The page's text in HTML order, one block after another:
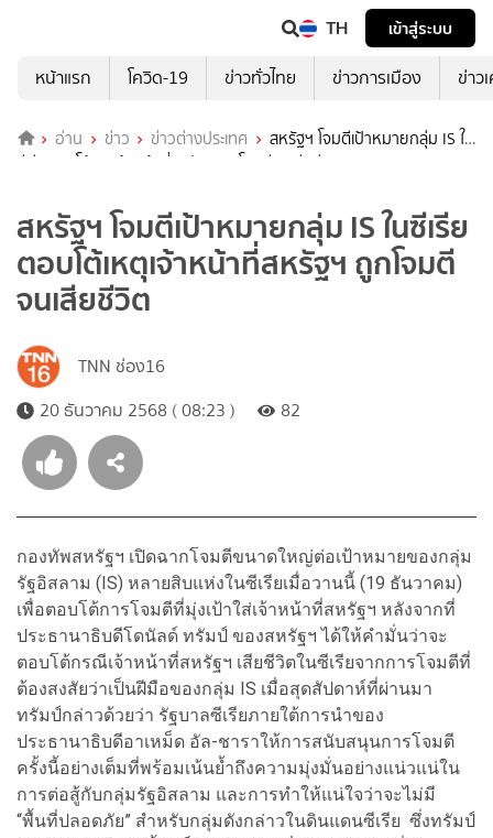
TH
เข้าสู่ระบบ
หน้าแรก
โควิด-19 ข่าวทั่วไทย ข่าวการเมือง ข่าว
อ่าน ข่าว ข่าวต่างประเทศ
สหรัฐฯ โจมตีเป้าหมายกลุ่ม IS ใน
ซีเรียตอบโต้เหตุเจ้าหน้าที่สหรัฐฯ ถูกโจมตีจนเสียชีวิต
สหรัฐฯ โจมตีเป้าหมายกลุ่ม IS ในซีเรีย
ตอบโต้เหตุเจ้าหน้าที่สหรัฐฯ ถูกโจมตี
จนเสียชีวิต
TNN ช่อง16
20 ธันวาคม 2568 ( 08:23 )
82
กองทัพสหรัฐฯ เปิดฉากโจมตีขนาดใหญ่ต่อเป้าหมายของกลุ่ม
รัฐอิสลาม (IS) หลายสิบแห่งในซีเรียเมื่อวานนี้ (19 ธันวาคม)
เพื่อตอบโต้การโจมตีที่มุ่งเป้าใส่เจ้าหน้าที่สหรัฐฯ หลังจากที่
ประธานาธิบดีโดนัลด์ ทรัมป์ ของสหรัฐฯ ได้ให้คำมั่นว่าจะ
ตอบโต้กรณีเจ้าหน้าที่สหรัฐฯ เสียชีวิตในซีเรียจากการโจมตีที่
ต้องสงสัยว่าเป็นฝีมือของกลุ่ม IS เมื่อสุดสัปดาห์ที่ผ่านมา
ทรัมป์กล่าวด้วยว่า รัฐบาลซีเรียภายใต้การนำของ
ประธานาธิบดีอาเหม็ด อัล-ชาราให้การสนับสนุนการโจมตี
ครั้งนี้อย่างเต็มที่พร้อมเน้นย้ำถึงความมุ่งมั่นอย่างแน่วแน่ใน
การต่อสู้กับกลุ่มรัฐอิสลาม และการทำให้แน่ใจว่าจะไม่มี
“พื้นที่ปลอดภัย” สำหรับกลุ่มดังกล่าวในดินแดนซีเรีย ซึ่งทรัมป์